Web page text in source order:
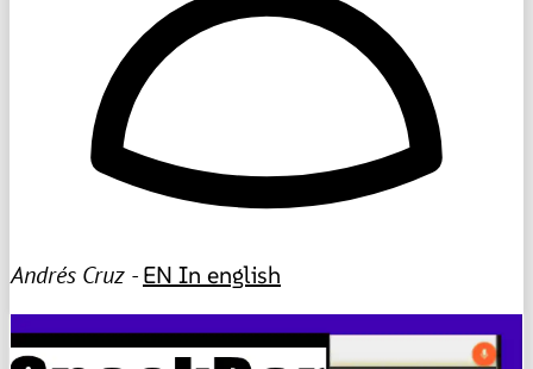
Andrés Cruz -EN In english